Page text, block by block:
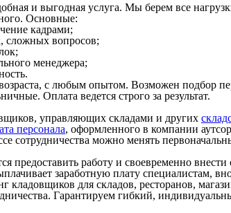
и выгодная услуга. Мы берем все
Основные:
кадрами;
сложных вопросов;
менеджера;
с любым опытом. Возможен подбор
Оплата ведется строго за результат.
управляющих складами и других
персонала, оформленного в компании
сотрудничества можно менять
предоставить работу и своевременно
заработную плату специалистам,
кладовщиков для складов, ресторанов,
Гарантируем гибкий,